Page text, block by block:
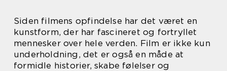
Siden filmens opfindelse har det været en
kunstform, der har fascineret og fortryllet
mennesker over hele verden. Film er ikke kun
underholdning, det er også en måde at
formidle historier, skabe følelser og